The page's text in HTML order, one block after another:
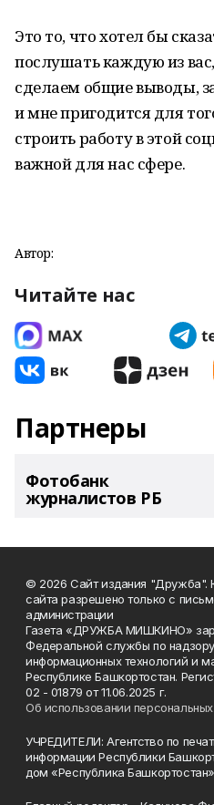
Это то, что хотел бы
послушать каждую из
сделаем общие выводы,
и мне пригодится для
строить работу в этой
важной для нас сфере.
Автор:
Читайте нас
Партнеры
Фотобанк
журналистов РБ
© 2026 Сайт издания "Дружба".
сайта разрешено только с
администрации
Газета «ДРУЖБА МИШКИНО»
Федеральной службы по
информационных технологий и
Республике Башкортостан.
02 - 01879 от 11.06.2025 г.
Об использовании
УЧРЕДИТЕЛИ: Агентство по
информации Республики
дом «Республика